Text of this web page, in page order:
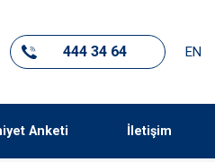
444 34 64 EN
Anketi İletişim